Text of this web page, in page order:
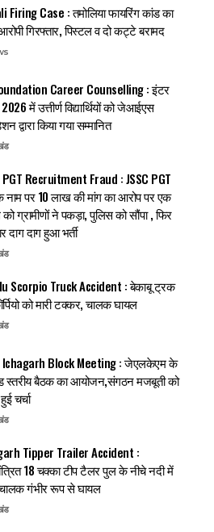
Firing Case : तमोलिया फायरिंग कांड का
गिरफ्तार, पिस्टल व दो कट्टे बरामद
Career Counselling : इंटर
2026 में उत्तीर्ण विद्यार्थियों को जेआईएस
द्वारा किया गया सम्मानित
PGT Recruitment Fraud : JSSC PGT
नाम पर 10 लाख की मांग का आरोप पर एक
ग्रामीणों ने पकड़ा, पुलिस को सौंपा , फिर
दाग दाग हुआ भर्ती
Scorpio Truck Accident : बेकाबू ट्रक
को मारी टक्कर, चालक घायल
Ichagarh Block Meeting : जेएलकेएम के
स्तरीय बैठक का आयोजन,संगठन मजबूती को
चर्चा
Tipper Trailer Accident :
18 चक्का टीप टैलर पुल के नीचे नदी में
चालक गंभीर रूप से घायल